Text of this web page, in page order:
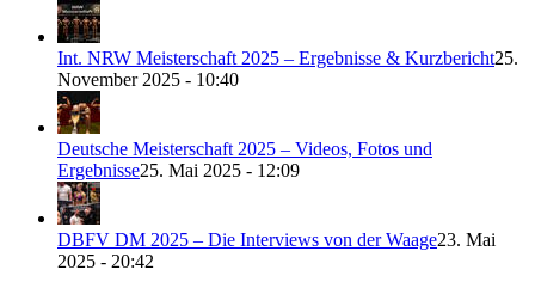
Int. NRW Meisterschaft 2025 – Ergebnisse & Kurzbericht25.
November 2025 - 10:40
Deutsche Meisterschaft 2025 – Videos, Fotos und
Ergebnisse25. Mai 2025 - 12:09
DBFV DM 2025 – Die Interviews von der Waage23. Mai
2025 - 20:42